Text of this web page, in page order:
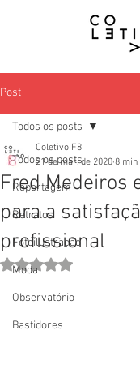
Post
Todos os posts
Reportagem
Retratos
Fotoilustração
Moda
Observatório
Bastidores
Todos os posts
Fred Medeiros
para a
profissional
Coletivo F8
21 de mar. de 2020 8 min
Avaliado com NaN de